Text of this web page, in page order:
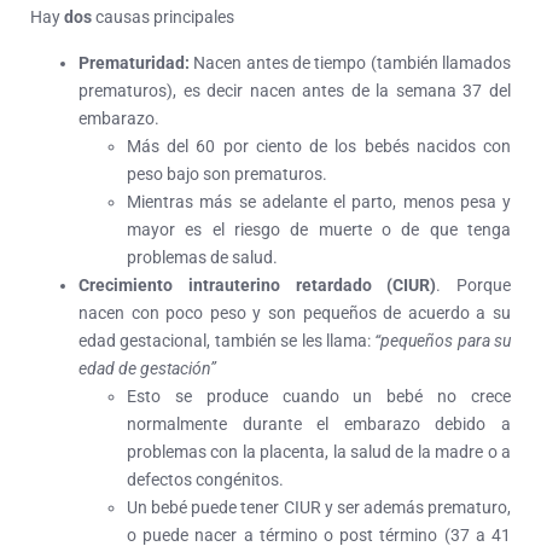
Haydoscausas principales
Prematuridad: Nacen antes de tiempo (también llamados
prematuros), es decir nacen antes de la semana 37 del
embarazo.
Más del 60 por ciento de los bebés nacidos con
peso bajo son prematuros.
Mientras más se adelante el parto, menos pesa y
mayor es el riesgo de muerte o de que tenga
problemas de salud.
Crecimiento intrauterino retardado (CIUR). Porque
nacen con poco peso y son pequeños de acuerdo a su
edad gestacional, también se les llama: “pequeños para su
edad de gestación”
Esto se produce cuando un bebé no crece
normalmente durante el embarazo debido a
problemas con la placenta, la salud de la madre o a
defectos congénitos.
Un bebé puede tener CIUR y ser además prematuro,
o puede nacer a término o post término (37 a 41